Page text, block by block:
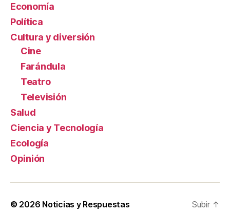
Economía
Política
Cultura y diversión
Cine
Farándula
Teatro
Televisión
Salud
Ciencia y Tecnología
Ecología
Opinión
© 2026 Noticias y Respuestas Subir ↑